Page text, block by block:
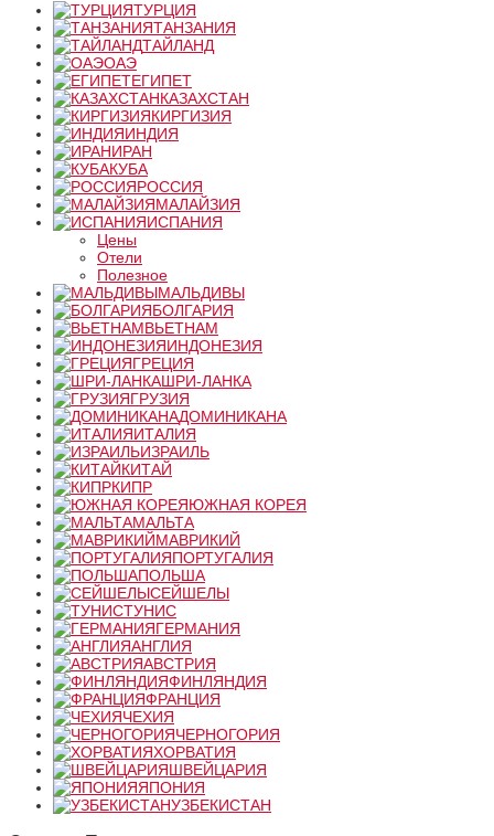
ТУРЦИЯ
ТАНЗАНИЯ
ТАЙЛАНД
ОАЭ
ЕГИПЕТ
КАЗАХСТАН
КИРГИЗИЯ
ИНДИЯ
ИРАН
КУБА
РОССИЯ
МАЛАЙЗИЯ
ИСПАНИЯ
Цены
Отели
Полезное
МАЛЬДИВЫ
БОЛГАРИЯ
ВЬЕТНАМ
ИНДОНЕЗИЯ
ГРЕЦИЯ
ШРИ-ЛАНКА
ГРУЗИЯ
ДОМИНИКАНА
ИТАЛИЯ
ИЗРАИЛЬ
КИТАЙ
КИПР
ЮЖНАЯ КОРЕЯ
МАЛЬТА
МАВРИКИЙ
ПОРТУГАЛИЯ
ПОЛЬША
СЕЙШЕЛЫ
ТУНИС
ГЕРМАНИЯ
АНГЛИЯ
АВСТРИЯ
ФИНЛЯНДИЯ
ФРАНЦИЯ
ЧЕХИЯ
ЧЕРНОГОРИЯ
ХОРВАТИЯ
ШВЕЙЦАРИЯ
ЯПОНИЯ
УЗБЕКИСТАН